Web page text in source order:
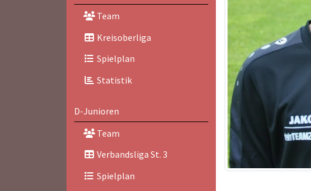
Team
Kreisoberliga
Spielplan
Statistik
D-Junioren
Team
Verbandsliga St. 3
Spielplan